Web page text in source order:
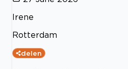
Irene
Rotterdam
delen